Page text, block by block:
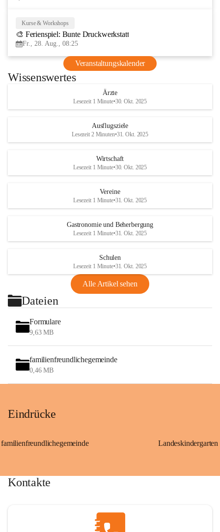
Kurse & Workshops
🎨 Ferienspiel: Bunte Druckwerkstatt
Fr., 28. Aug., 08:25
Veranstaltungskalender
Wissenswertes
Ärzte
Lesezeit 1 Minute•30. Okt. 2025
Ausflugsziele
Lesezeit 2 Minuten•31. Okt. 2025
Wirtschaft
Lesezeit 1 Minute•30. Okt. 2025
Vereine
Lesezeit 1 Minute•31. Okt. 2025
Gastronomie und Beherbergung
Lesezeit 1 Minute•31. Okt. 2025
Schulen
Lesezeit 1 Minute•31. Okt. 2025
Alle Artikel sehen
Dateien
Formulare
9,63 MB
familienfreundlichegemeinde
0,46 MB
Eindrücke
familienfreundlichegemeinde
Kontakte